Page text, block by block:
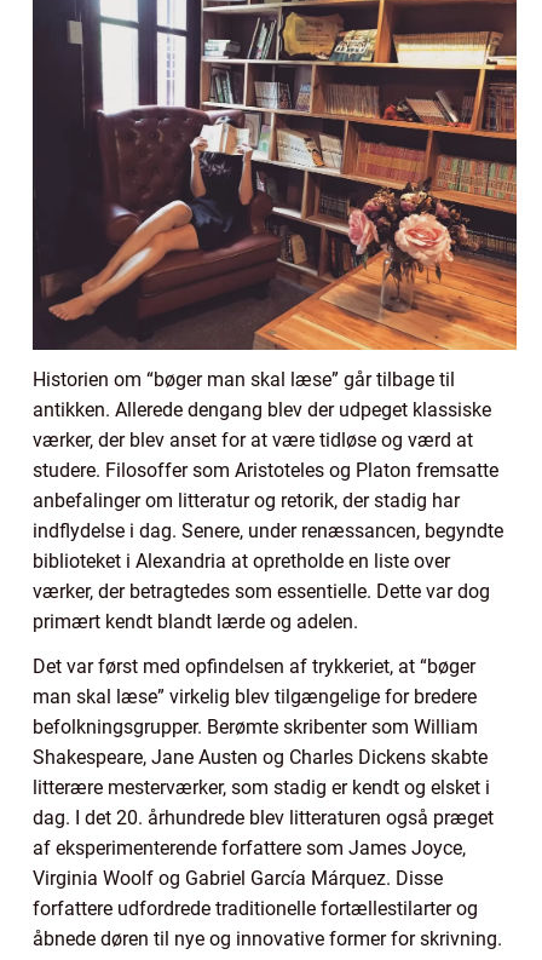
Historien om “bøger man skal læse” går tilbage til
antikken. Allerede dengang blev der udpeget klassiske
værker, der blev anset for at være tidløse og værd at
studere. Filosoffer som Aristoteles og Platon fremsatte
anbefalinger om litteratur og retorik, der stadig har
indflydelse i dag. Senere, under renæssancen, begyndte
biblioteket i Alexandria at opretholde en liste over
værker, der betragtedes som essentielle. Dette var dog
primært kendt blandt lærde og adelen.
Det var først med opfindelsen af trykkeriet, at “bøger
man skal læse” virkelig blev tilgængelige for bredere
befolkningsgrupper. Berømte skribenter som William
Shakespeare, Jane Austen og Charles Dickens skabte
litterære mesterværker, som stadig er kendt og elsket i
dag. I det 20. århundrede blev litteraturen også præget
af eksperimenterende forfattere som James Joyce,
Virginia Woolf og Gabriel García Márquez. Disse
forfattere udfordrede traditionelle fortællestilarter og
åbnede døren til nye og innovative former for skrivning.